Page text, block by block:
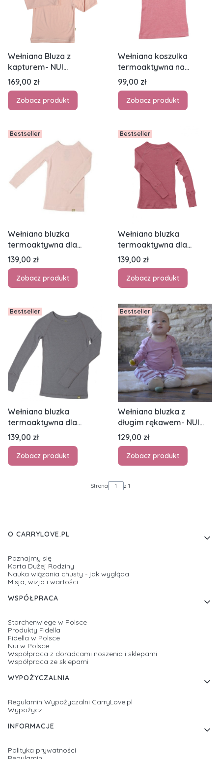
Wełniana Bluza z
kapturem- NUI
Cena
169,00 zł
Zobacz produkt
Wełniana koszulka
termoaktywna na
ramiączkach- NUI
ORGANICS - różowy
Cena
99,00 zł
Zobacz produkt
Bestseller
Wełniana bluzka
termoaktywna dla
niemowląt - NUI
ORGANICS - jasnoróżowy
Cena
139,00 zł
Zobacz produkt
Bestseller
Wełniana bluzka
termoaktywna dla
niemowląt - NUI
ORGANICS - różowy
Cena
139,00 zł
Zobacz produkt
Bestseller
Wełniana bluzka
termoaktywna dla
niemowląt - NUI
ORGANICS - stalowy
Cena
139,00 zł
Zobacz produkt
Bestseller
Wełniana bluzka z
długim rękawem- NUI
ORGANICS - jasnoróżowy
Cena
129,00 zł
Zobacz produkt
Strona z 1
Linki w stopce
O CARRYLOVE.PL
Poznajmy się
Karta Dużej Rodziny
Nauka wiązania chusty - jak wygląda
Misja, wizja i wartości
WSPÓŁPRACA
Storchenwiege w Polsce
Produkty Fidella
Fidella w Polsce
Nui w Polsce
Współpraca z doradcami noszenia i sklepami
Współpraca ze sklepami
WYPOŻYCZALNIA
Regulamin Wypożyczalni CarryLove.pl
Wypożycz
INFORMACJE
Polityka prywatności